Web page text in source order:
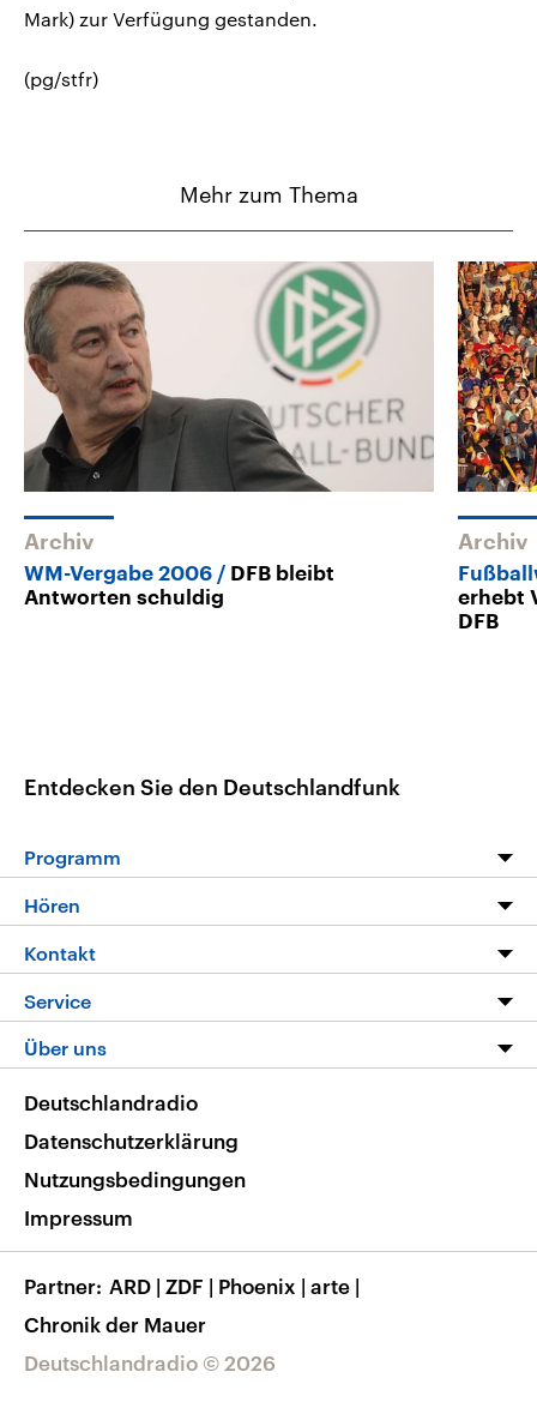
Mark) zur Verfügung gestanden.
(pg/stfr)
Mehr zum Thema
Archiv
WM-Vergabe 2006
DFB bleibt
Antworten schuldig
Archiv
erhebt
DFB
Entdecken Sie den Deutschlandfunk
Programm
Die Nachrichten
Nachrichtenleicht
Neue Beiträge auf dlf.de
Hören
Livestream
Podcasts
Deutschlandfunk App
Nachrichten App
Frequenzen
Kontakt
Service
FAQ
Veranstaltungen
Musikliste
RSS
Über uns
Barrierefreiheit
Deutschlandradio © 2026
Deutschlandradio
Datenschutzerklärung
Nutzungsbedingungen
Impressum
Partner ARD | ZDF | Phoenix | arte |
Chronik der Mauer